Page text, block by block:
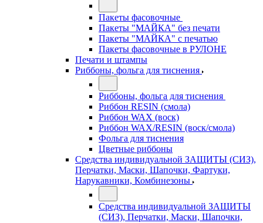
Пакеты фасовочные
Пакеты "МАЙКА" без печати
Пакеты "МАЙКА" с печатью
Пакеты фасовочные в РУЛОНЕ
Печати и штампы
Риббоны, фольга для тиснения
Риббоны, фольга для тиснения
Риббон RESIN (смола)
Риббон WAX (воск)
Риббон WAX/RESIN (воск/смола)
Фольга для тиснения
Цветные риббоны
Средства индивидуальной ЗАЩИТЫ (СИЗ),
Перчатки, Маски, Шапочки, Фартуки,
Нарукавники, Комбинезоны
Средства индивидуальной ЗАЩИТЫ
(СИЗ), Перчатки, Маски, Шапочки,